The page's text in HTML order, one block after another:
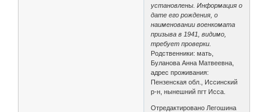
установлены. Информация о
дате его рождения, о
наименовании военкомата
призыва в 1941, видимо,
требует проверки.
Родственники: мать,
Буланова Анна Матвеевна,
адрес проживания:
Пензенская обл., Иссинский
р-н, нынешний пгт Исса.
Отредактировано Легошина